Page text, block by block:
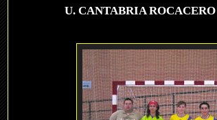
U. CANTABRIA